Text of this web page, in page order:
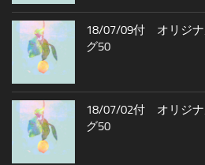
18/07/09付 オリジナ
グ50
18/07/02付 オリジナ
グ50